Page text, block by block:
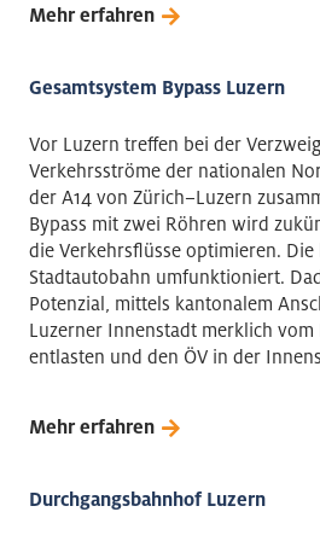
Mehr erfahren
Gesamtsystem Bypass Luzern
Vor Luzern treffen bei der
Verkehrsströme der nationalen
der A14 von Zürich–Luzern
Bypass mit zwei Röhren wird
die Verkehrsflüsse optimieren.
Stadtautobahn umfunktioniert.
Potenzial, mittels kantonalem
Luzerner Innenstadt merklich
entlasten und den ÖV in der
Mehr erfahren
Durchgangsbahnhof Luzern